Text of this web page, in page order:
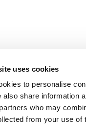
uses cookies
to personalise
also share information
who may
from your use of